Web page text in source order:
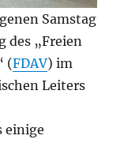
Samstag
des „Freien
(FDAV) im
Leiters
einige